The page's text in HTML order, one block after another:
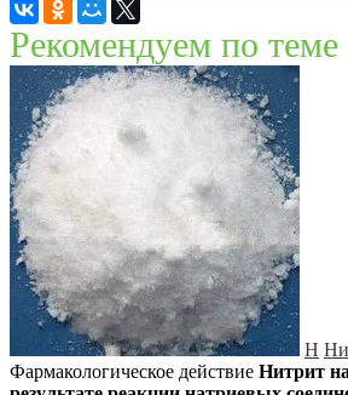
Рекомендуем по теме
Н
Фармакологическое действие Нитрит